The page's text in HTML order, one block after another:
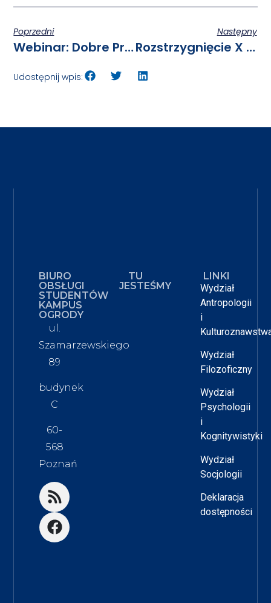
Poprzedni
Webinar: Dobre Praktyki W CV.
Następny
Rozstrzygnięcie X Edycji Konkursu Grantowego Study@research
Udostępnij wpis:
BIURO
OBSŁUGI
STUDENTÓW
KAMPUS
OGRODY
ul.
Szamarzewskiego
89
budynek
C
60-
568
Poznań
TU
JESTEŚMY
LINKI
Wydział
Antropologii
i
Wydział
Filozoficzny
Wydział
Psychologii
i
Kognitywistyki
Wydział
Socjologii
Deklaracja
dostępności